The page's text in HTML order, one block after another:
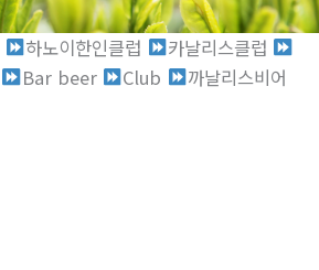
하노이한인클럽
‍‍카날리스클럽
Bar beer ‍‍Club ‍‍
까날리스비어 ‍‍